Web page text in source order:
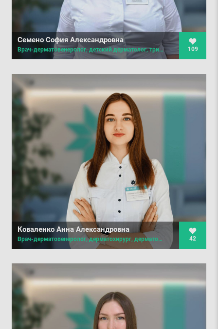
109
Семено София Александровна
Врач-дерматовенеролог, детский дерматолог, трихолог, косметолог
42
Коваленко Анна Александровна
Врач-дерматовенеролог, дерматохирург, дерматоонколог, детский дерматолог, трихолог